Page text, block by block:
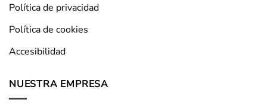
Política de privacidad
Política de cookies
Accesibilidad
NUESTRA EMPRESA